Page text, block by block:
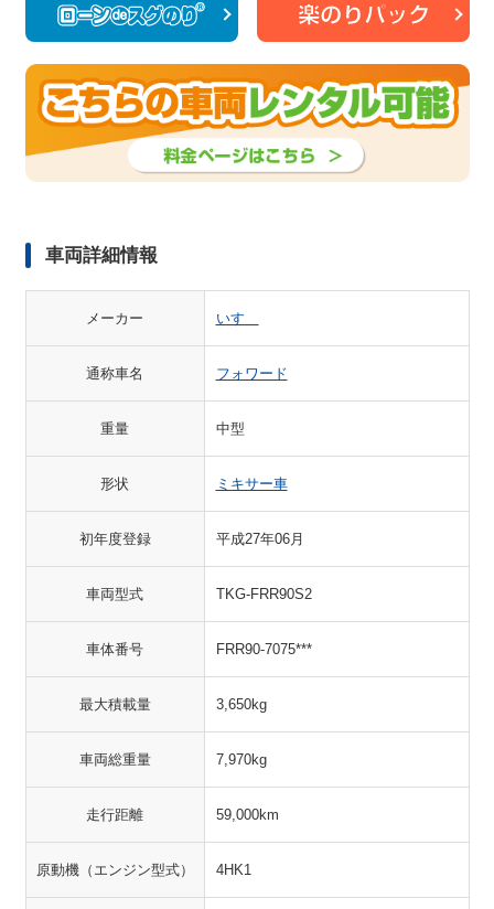
車両詳細情報
メーカー いすゞ
通称車名 フォワード
重量 中型
形状 ミキサー車
初年度登録 平成27年06月
車両型式 TKG-FRR90S2
車体番号 FRR90-7075***
最大積載量 3,650kg
車両総重量 7,970kg
走行距離 59,000km
原動機（エンジン型式） 4HK1